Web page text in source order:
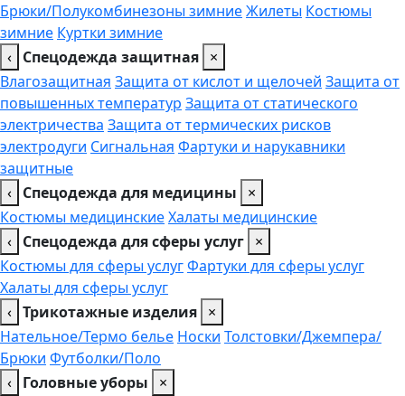
Брюки/Полукомбинезоны зимниеЖилеты Костюмы
зимние Куртки зимние
‹ Спецодежда защитная ×
Влагозащитная Защита от кислот и щелочей Защита от
повышенных температур Защита от статического
электричества Защита от термических рисков
электродуги Сигнальная Фартуки и нарукавники
защитные
‹ Спецодежда для медицины
×
Костюмы медицинскиеХалаты медицинские
‹ Спецодежда для сферы услуг ×
Костюмы для сферы услугФартуки для сферы услуг
Халаты для сферы услуг
‹ Трикотажные изделия ×
Нательное/Термо белье Носки Толстовки/Джемпера/
Брюки Футболки/Поло
‹ Головные уборы
×